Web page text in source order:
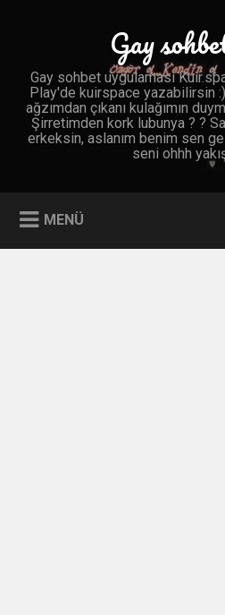
Gay
Gay sohbet uygulaması
Play'de kuirspace yazabilirsin
ağzımdan çıkanı kulağımın
Şirretimden kork lubunya ? ?
erkeksin, aslanım benim sen
seni ohhh
MENÜ